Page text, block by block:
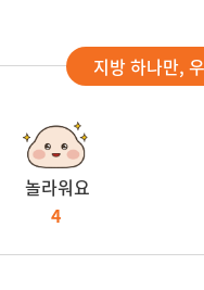
지방 하나만,
놀라워요
4